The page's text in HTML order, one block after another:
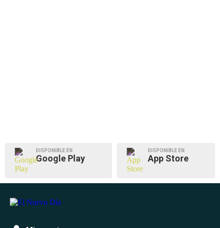
DISPONIBLE EN
Google Play
DISPONIBLE EN
App Store